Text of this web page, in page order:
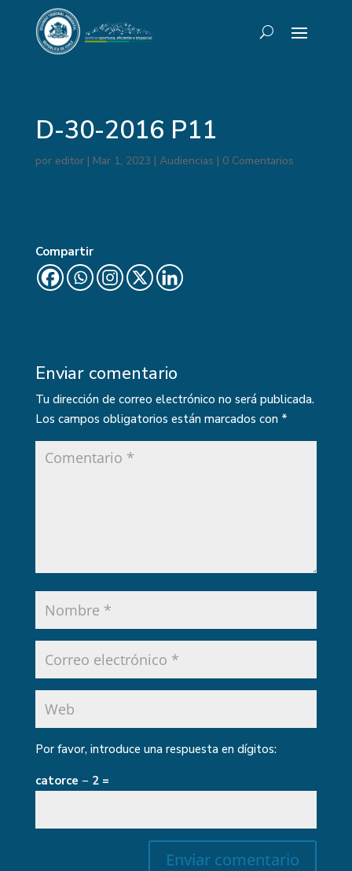
D-30-2016 P11
por editor| Mar 1, 2023 | Audiencias | 0 Comentarios
Compartir
Enviar comentario
Tu dirección de correo electrónico no será publicada.
Los campos obligatorios están marcados con *
Por favor, introduce una respuesta en dígitos:
catorce − 2 =